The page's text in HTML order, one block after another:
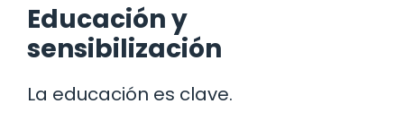
Educación y
sensibilización
La educación es clave.